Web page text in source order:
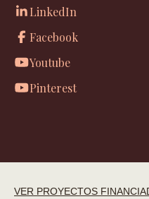
LinkedIn
Facebook
Youtube
Pinterest
VER PROYECTOS